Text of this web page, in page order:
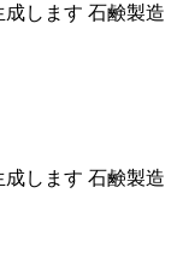
します 石鹸製造
します 石鹸製造